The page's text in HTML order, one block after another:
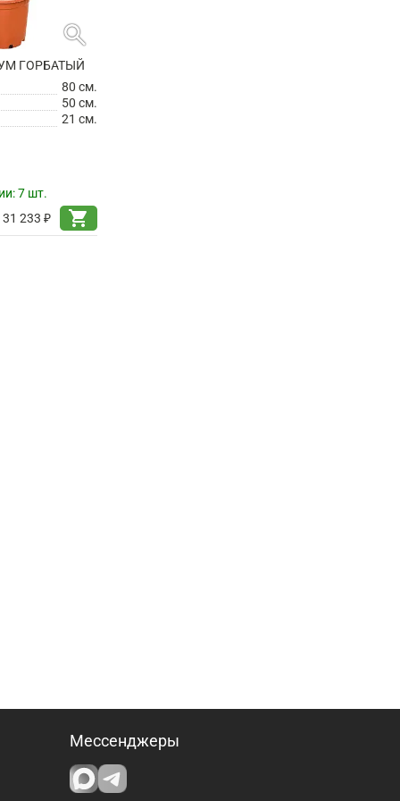
search
ГОРБАТЫЙ
80 см.
50 см.
21 см.
7 шт.
31 233 ₽
shopping_cart
Мессенджеры